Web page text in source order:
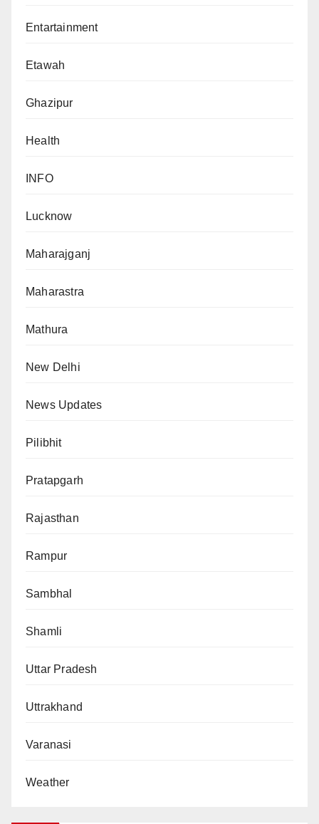
Entartainment
Etawah
Ghazipur
Health
INFO
Lucknow
Maharajganj
Maharastra
Mathura
New Delhi
News Updates
Pilibhit
Pratapgarh
Rajasthan
Rampur
Sambhal
Shamli
Uttar Pradesh
Uttrakhand
Varanasi
Weather